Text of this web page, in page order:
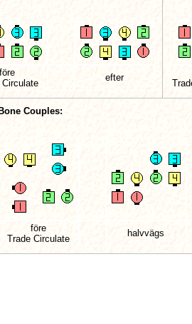
före
Circulate
efter
Couples:
före
Trade Circulate
halvvägs